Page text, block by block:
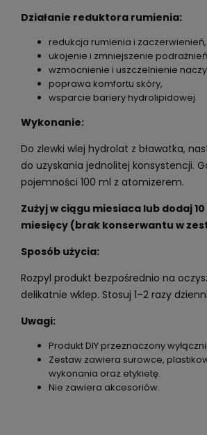
Działanie reduktora rumienia:
redukcja rumienia i zaczerwienień,
ukojenie i zmniejszenie
wzmocnienie i uszczelnienie
poprawa komfortu skóry,
wsparcie bariery hydrolipidowej.
Wykonanie:
Do zlewki wlej hydrolat z bławatka,
do uzyskania jednolitej konsystencji.
pojemności 100 ml z atomizerem.
Zużyj w ciągu miesiaca lub dodaj
miesięcy (brak konserwantu w
Sposób użycia:
Rozpyl produkt bezpośrednio na
delikatnie wklep. Stosuj 1–2 razy
Uwagi:
Produkt DIY przeznaczony
Zestaw zawiera surowce,
wykonania oraz etykietę.
Nie zawiera akcesoriów.